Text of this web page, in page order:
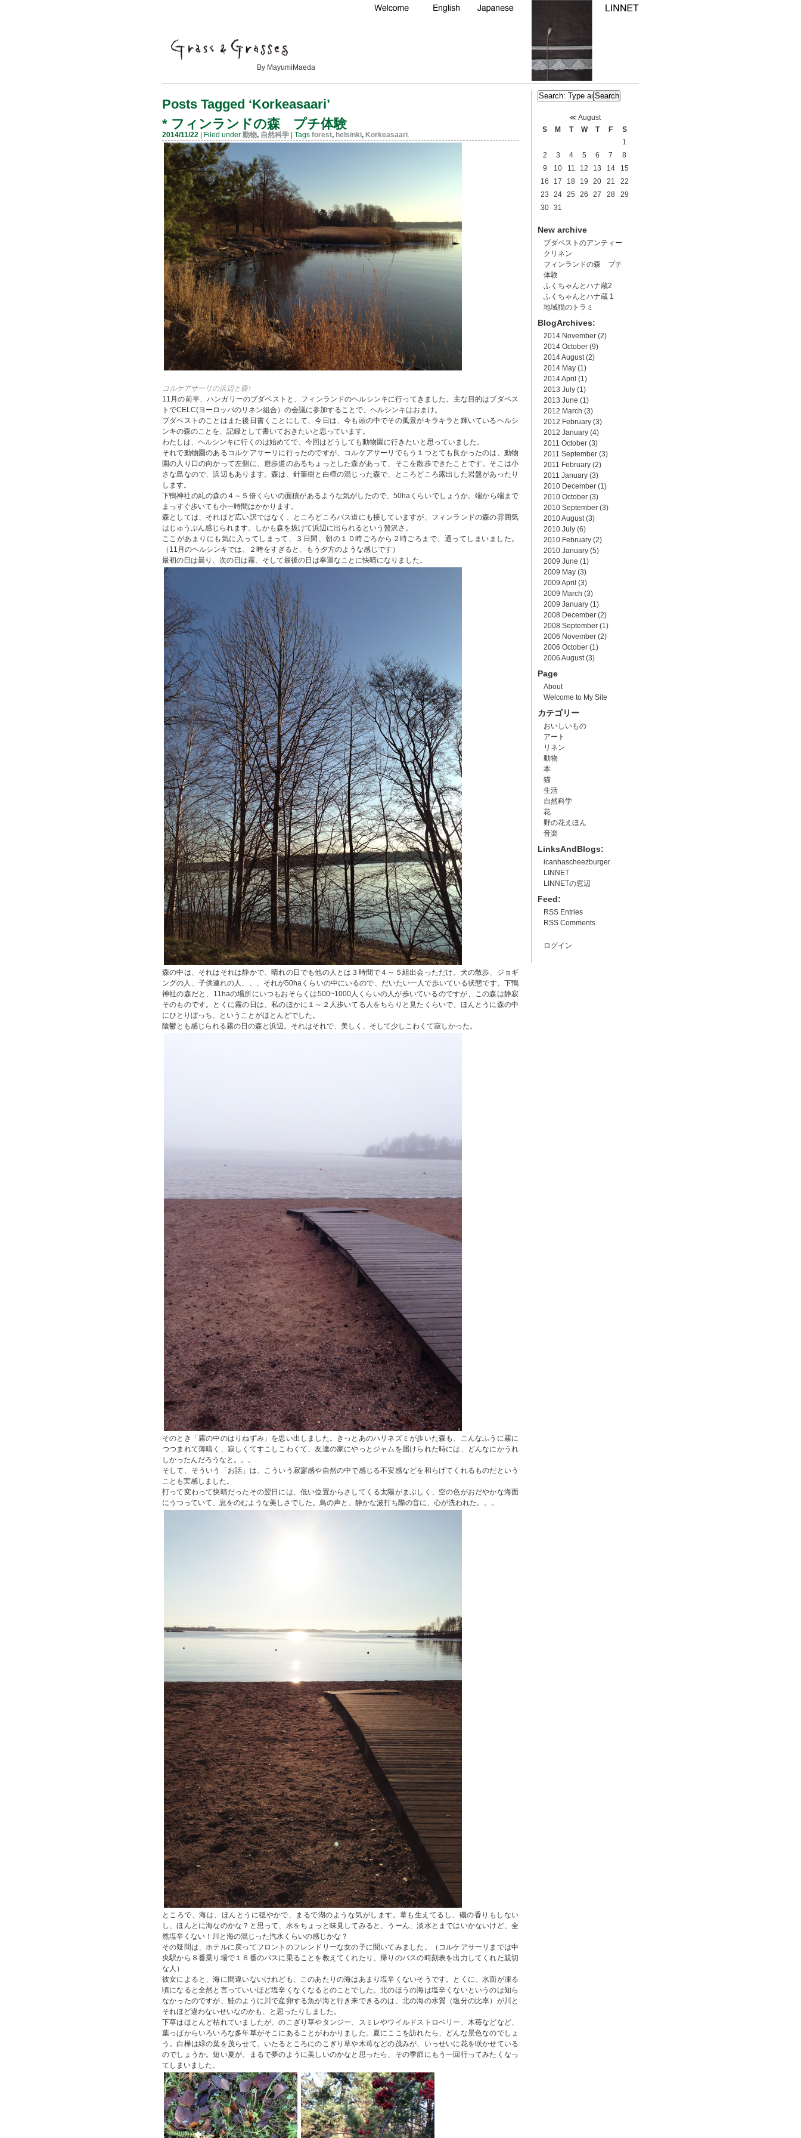
By MayumiMaeda
Posts Tagged ‘Korkeasaari’
* フィンランドの森 プチ体験
2014/11/22 | Filed under 動物, 自然科学 | Tags forest, helsinki, Korkeasaari.
コルケアサーリの浜辺と森↑
11月の前半、ハンガリーのブダペストと、フィンランドのヘルシンキに行ってきました。主な目的はブダペス
トでCELC(ヨーロッパのリネン組合）の会議に参加することで、ヘルシンキはおまけ。
ブダペストのことはまた後日書くことにして、今日は、今も頭の中でその風景がキラキラと輝いているヘルシ
ンキの森のことを、記録として書いておきたいと思っています。
わたしは、ヘルシンキに行くのは始めてで、今回はどうしても動物園に行きたいと思っていました。
それで動物園のあるコルケアサーリに行ったのですが、コルケアサーリでもう１つとても良かったのは、動物
園の入り口の向かって左側に、遊歩道のあるちょっとした森があって、そこを散歩できたことです。そこは小
さな島なので、浜辺もあります。森は、針葉樹と白樺の混じった森で、ところどころ露出した岩盤があったり
します。
下鴨神社の糺の森の４～５倍くらいの面積があるような気がしたので、50haくらいでしょうか。端から端まで
まっすぐ歩いても小一時間はかかります。
森としては、それほど広い訳ではなく、ところどころバス道にも接していますが、フィンランドの森の雰囲気
はじゅうぶん感じられます。しかも森を抜けて浜辺に出られるという贅沢さ。
ここがあまりにも気に入ってしまって、３日間、朝の１０時ごろから２時ごろまで、通ってしまいました。
（11月のヘルシンキでは、２時をすぎると、もう夕方のような感じです）
最初の日は曇り、次の日は霧、そして最後の日は幸運なことに快晴になりました。
森の中は、それはそれは静かで、晴れの日でも他の人とは３時間で４～５組出会っただけ。犬の散歩、ジョギ
ングの人、子供連れの人、、、それが50haくらいの中にいるので、だいたい一人で歩いている状態です。下鴨
神社の森だと、11haの場所にいつもおそらくは500~1000人くらいの人が歩いているのですが、この森は静寂
そのものです。とくに霧の日は、私のほかに１～２人歩いてる人をちらりと見たくらいで、ほんとうに森の中
にひとりぼっち、ということがほとんどでした。
陰鬱とも感じられる霧の日の森と浜辺。それはそれで、美しく、そして少しこわくて寂しかった。
そのとき「霧の中のはりねずみ」を思い出しました。きっとあのハリネズミが歩いた森も、こんなふうに霧に
つつまれて薄暗く、寂しくてすこしこわくて、友達の家にやっとジャムを届けられた時には、どんなにかうれ
しかったんだろうなと。。。
そして、そういう「お話」は、こういう寂寥感や自然の中で感じる不安感などを和らげてくれるものだという
ことも実感しました。
打って変わって快晴だったその翌日には、低い位置からさしてくる太陽がまぶしく、空の色がおだやかな海面
にうつっていて、息をのむような美しさでした。鳥の声と、静かな波打ち際の音に、心が洗われた。。。
ところで、海は、ほんとうに穏やかで、まるで湖のような気がします。葦も生えてるし、磯の香りもしない
し、ほんとに海なのかな？と思って、水をちょっと味見してみると、うーん、淡水とまではいかないけど、全
然塩辛くない！川と海の混じった汽水くらいの感じかな？
その疑問は、ホテルに戻ってフロントのフレンドリーな女の子に聞いてみました。（コルケアサーリまでは中
央駅から８番乗り場で１６番のバスに乗ることを教えてくれたり、帰りのバスの時刻表を出力してくれた親切
な人）
彼女によると、海に間違いないけれども、このあたりの海はあまり塩辛くないそうです。とくに、水面が凍る
頃になると全然と言っていいほど塩辛くなくなるとのことでした。北のほうの海は塩辛くないというのは知ら
なかったのですが、鮭のように川で産卵する魚が海と行き来できるのは、北の海の水質（塩分の比率）が川と
それほど違わないせいなのかも、と思ったりしました。
下草はほとんど枯れていましたが、のこぎり草やタンジー、スミレやワイルドストロベリー、木苺などなど、
葉っぱからいろいろな多年草がそこにあることがわかりました。夏にここを訪れたら、どんな景色なのでしょ
う。白樺は緑の葉を茂らせて、いたるところにのこぎり草や木苺などの茂みが、いっせいに花を咲かせている
のでしょうか。短い夏が、まるで夢のように美しいのかなと思ったら、その季節にもう一回行ってみたくなっ
てしまいました。
≪ August
S
M T W T F
S
1
2
3 4 5 6 7
8
9
10 11 12 13 14
15
16
17 18 19 20 21
22
23
24 25 26 27 28
29
30 31
New archive
ブダペストのアンティー
クリネン
フィンランドの森 プチ
体験
ふくちゃんとハナ蔵2
ふくちゃんとハナ蔵 1
地域猫のトラミ
BlogArchives:
2014 November (2)
2014 October (9)
2014 August(2)
2014 May (1)
2014 April (1)
2013 July (1)
2013 June (1)
2012 March (3)
2012 February (3)
2012 January (4)
2011 October (3)
2011 September (3)
2011 February (2)
2011 January (3)
2010 December (1)
2010 October (3)
2010 September (3)
2010 August(3)
2010 July (6)
2010 February (2)
2010 January (5)
2009 June (1)
2009 May (3)
2009 April (3)
2009 March (3)
2009 January (1)
2008 December (2)
2008 September (1)
2006 November (2)
2006 October (1)
2006 August(3)
Page
About
Welcome to My Site
カテゴリー
おいしいもの
アート
リネン
動物
本
猫
生活
自然科学
花
野の花えほん
音楽
LinksAndBlogs:
icanhascheezburger
LINNET
LINNETの窓辺
Feed:
RSS Entries
RSS Comments
ログイン